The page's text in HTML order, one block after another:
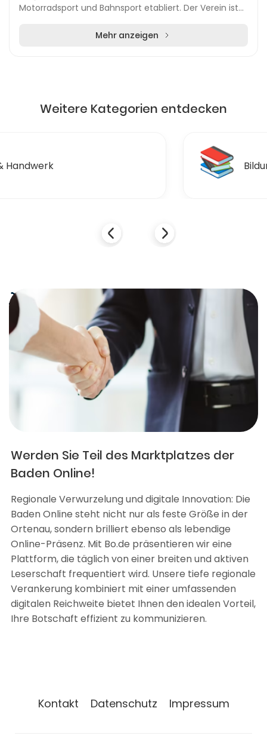
Motorradsport und Bahnsport etabliert. Der Verein ist
Mehr anzeigen
Weitere Kategorien entdecken
📚
Werden Sie Teil des Marktplatzes der
Baden Online!
Regionale Verwurzelung und digitale Innovation: Die
Baden Online steht nicht nur als feste Größe in der
Ortenau, sondern brilliert ebenso als lebendige
Online-Präsenz. Mit Bo.de präsentieren wir eine
Plattform, die täglich von einer breiten und aktiven
Leserschaft frequentiert wird. Unsere tiefe regionale
Verankerung kombiniert mit einer umfassenden
digitalen Reichweite bietet Ihnen den idealen Vorteil,
Ihre Botschaft effizient zu kommunizieren.
Kontakt Datenschutz Impressum